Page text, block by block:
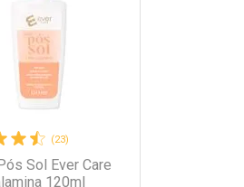
Desconto
(23)
Sol Ever Care
120ml